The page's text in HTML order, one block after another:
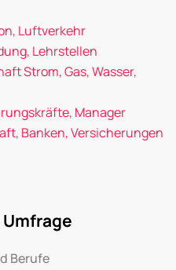
Luftverkehr
Lehrstellen
Strom, Gas, Wasser,
Manager
Banken, Versicherungen
Berufe